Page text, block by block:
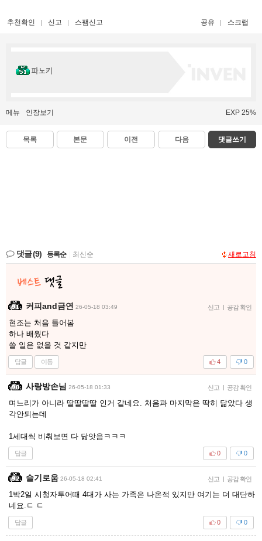
추천확인 신고 스팸신고 공유 스크랩
파노키
메뉴 인장보기 EXP 25%
목록 본문 이전 다음 댓글쓰기
댓글(9) 등록순 최신순 새로고침
커피and금연 26-05-18 03:49 신고 | 공감 확인
현조는 처음 들어봄
하나 배웠다
쓸 일은 없을 것 같지만
답글 이동 0
4
사랑방손님 26-05-18 01:33 신고 | 공감 확인
며느리가 아니라 딸딸딸딸 인거 같네요. 처음과 마지막은 딱히 닮았다 생
각안되는데
1세대씩 비춰보면 다 닮앗음ㅋㅋㅋ
답글 0
0
슬기로움 26-05-18 02:41 신고 | 공감 확인
1박2일 시청자투어때 4대가 사는 가족은 나온적 있지만 여기는 더 대단하
네요.ㄷ ㄷ
답글 0
0